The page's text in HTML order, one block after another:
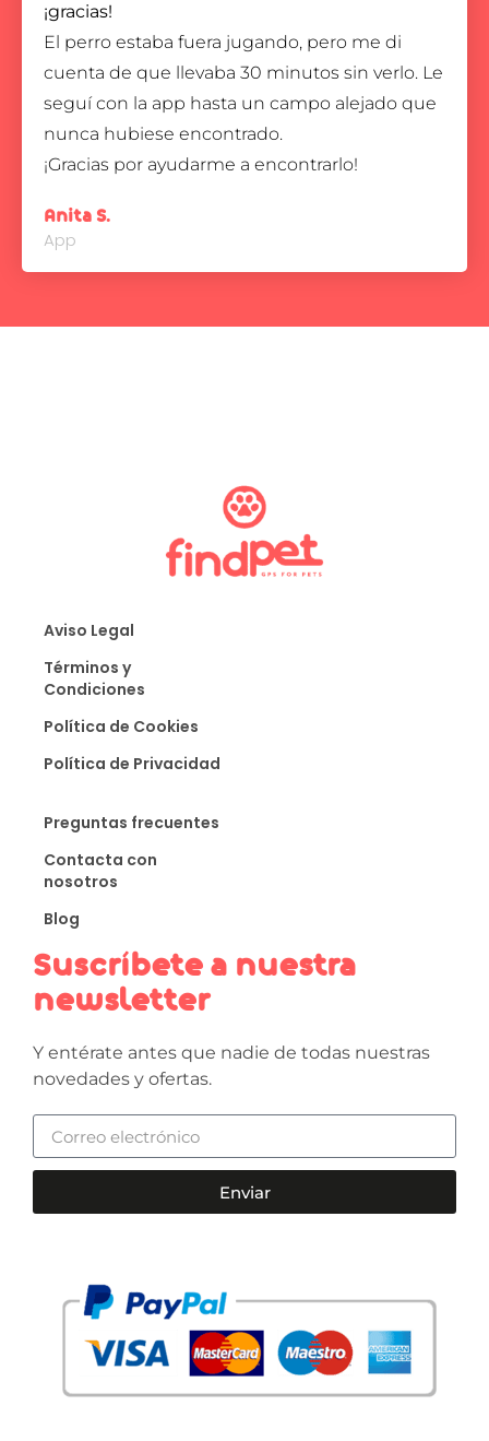
¡gracias!
El perro estaba fuera jugando, pero me di
cuenta de que llevaba 30 minutos sin verlo. Le
seguí con la app hasta un campo alejado que
nunca hubiese encontrado.
¡Gracias por ayudarme a encontrarlo!
Anita S.
App
Aviso Legal
Términos y
Condiciones
Política de Cookies
Política de Privacidad
Preguntas frecuentes
Contacta con
nosotros
Blog
Suscríbete a nuestra
newsletter
Y entérate antes que nadie de todas nuestras
novedades y ofertas.
Enviar